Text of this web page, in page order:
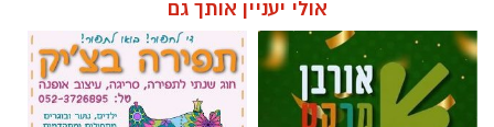
אולי יעניין אותך גם